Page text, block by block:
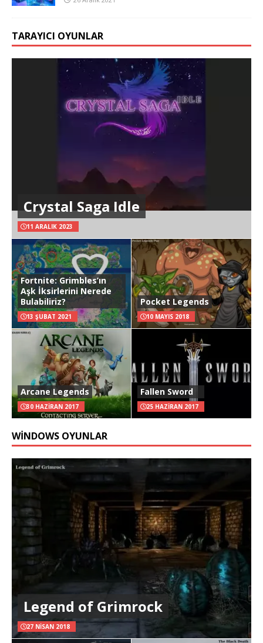
TARAYICI OYUNLAR
Crystal Saga Idle
11 ARALIK 2023
Fortnite: Grimbles’ın
Aşk İksirlerini Nerede
Bulabiliriz?
13 ŞUBAT 2021
Pocket Legends
10 MAYIS 2018
Arcane Legends
30 HAZIRAN 2017
Fallen Sword
25 HAZIRAN 2017
WINDOWS OYUNLAR
Legend of Grimrock
27 NISAN 2018